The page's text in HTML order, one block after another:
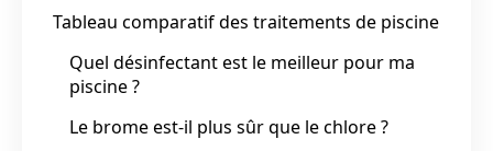
Tableau comparatif des traitements de piscine
Quel désinfectant est le meilleur pour ma
piscine ?
Le brome est-il plus sûr que le chlore ?